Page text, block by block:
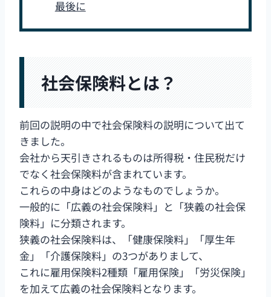
最後に
社会保険料とは？
前回の説明の中で社会保険料の説明について出て
きました。
会社から天引きされるものは所得税・住民税だけ
でなく社会保険料が含まれています。
これらの中身はどのようなものでしょうか。
一般的に「広義の社会保険料」と「狭義の社会保
険料」に分類されます。
狭義の社会保険料は、「健康保険料」「厚生年
金」「介護保険料」の3つがありまして、
これに雇用保険料2種類「雇用保険」「労災保険」
を加えて広義の社会保険料となります。